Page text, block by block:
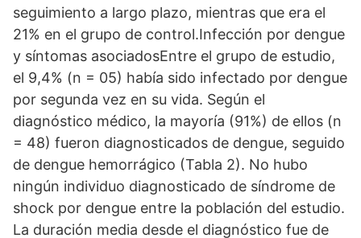
seguimiento a largo plazo, mientras que era el
21% en el grupo de control.Infección por dengue
y síntomas asociadosEntre el grupo de estudio,
el 9,4% (n = 05) había sido infectado por dengue
por segunda vez en su vida. Según el
diagnóstico médico, la mayoría (91%) de ellos (n
= 48) fueron diagnosticados de dengue, seguido
de dengue hemorrágico (Tabla 2). No hubo
ningún individuo diagnosticado de síndrome de
shock por dengue entre la población del estudio.
La duración media desde el diagnóstico fue de